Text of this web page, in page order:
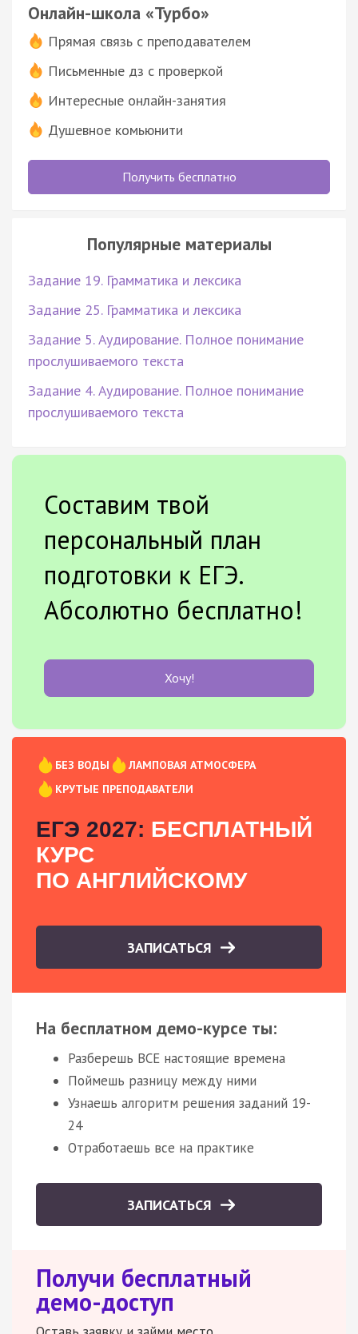
Онлайн-школа «Турбо»
Прямая связь с преподавателем
Письменные дз с проверкой
Интересные онлайн-занятия
Душевное комьюнити
Получить бесплатно
Популярные материалы
Задание 19. Грамматика и лексика
Задание 25. Грамматика и лексика
Задание 5. Аудирование. Полное понимание
прослушиваемого текста
Задание 4. Аудирование. Полное понимание
прослушиваемого текста
Составим твой
персональный план
подготовки к ЕГЭ.
Абсолютно бесплатно!
Хочу!
БЕЗ ВОДЫ
ЛАМПОВАЯ АТМОСФЕРА
КРУТЫЕ ПРЕПОДАВАТЕЛИ
ЕГЭ 2027: БЕСПЛАТНЫЙ
КУРС
ПО АНГЛИЙСКОМУ
ЗАПИСАТЬСЯ
На бесплатном демо-курсе ты:
Разберешь ВСЕ настоящие времена
Поймешь разницу между ними
Узнаешь алгоритм решения заданий 19-
24
Отработаешь все на практике
ЗАПИСАТЬСЯ
Получи бесплатный
демо-доступ